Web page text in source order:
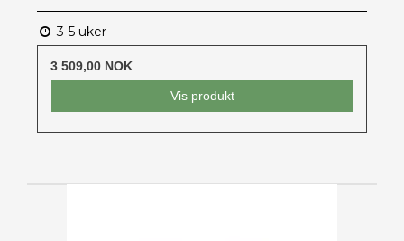
3-5 uker
3 509,00 NOK
Vis produkt